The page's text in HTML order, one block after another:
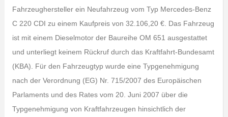
Fahrzeughersteller ein Neufahrzeug vom Typ Mercedes-Benz
C 220 CDI zu einem Kaufpreis von 32.106,20 €. Das Fahrzeug
ist mit einem Dieselmotor der Baureihe OM 651 ausgestattet
und unterliegt keinem Rückruf durch das Kraftfahrt-Bundesamt
(KBA). Für den Fahrzeugtyp wurde eine Typgenehmigung
nach der Verordnung (EG) Nr. 715/2007 des Europäischen
Parlaments und des Rates vom 20. Juni 2007 über die
Typgenehmigung von Kraftfahrzeugen hinsichtlich der